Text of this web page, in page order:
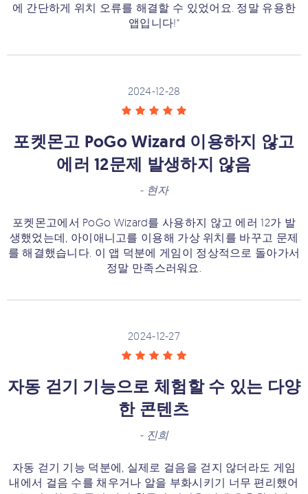
에 간단하게 위치 오류를 해결할 수 있었어요. 정말 유용한
앱입니다!"
2024-12-28
포켓몬고 PoGo Wizard 이용하지 않고
에러 12문제 발생하지 않음
- 현자
포켓몬고에서 PoGo Wizard를 사용하지 않고 에러 12가 발
생했었는데, 아이애니고를 이용해 가상 위치를 바꾸고 문제
를 해결했습니다. 이 앱 덕분에 게임이 정상적으로 돌아가서
정말 만족스러워요.
2024-12-27
자동 걷기 기능으로 체험할 수 있는 다양
한 콘텐츠
- 진희
자동 걷기 기능 덕분에, 실제로 걸음을 걷지 않더라도 게임
내에서 걸음 수를 채우거나 알을 부화시키기 너무 편리했어